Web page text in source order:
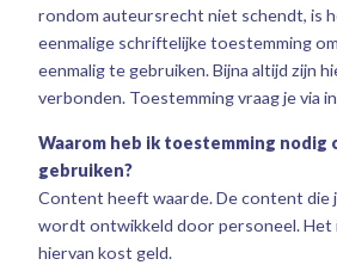
rondom auteursrecht niet schendt, is
eenmalige schriftelijke toestemming
eenmalig te gebruiken. Bijna altijd zijn
verbonden. Toestemming vraag je via
Waarom heb ik toestemming nodig
gebruiken?
Content heeft waarde. De content die
wordt ontwikkeld door personeel. Het
hiervan kost geld.